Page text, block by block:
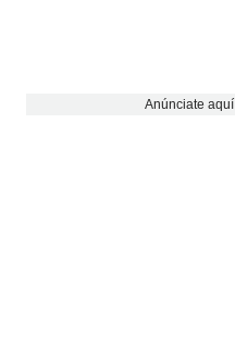
Anúnciate aquí